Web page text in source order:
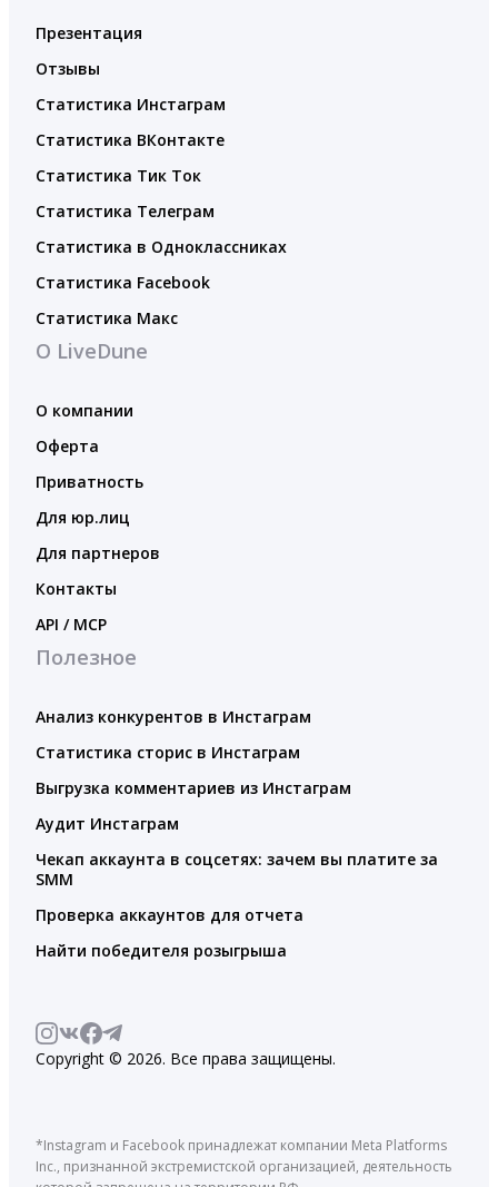
Презентация
Отзывы
Статистика Инстаграм
Статистика ВКонтакте
Статистика Тик Ток
Статистика Телеграм
Статистика в Одноклассниках
Статистика Facebook
Статистика Макс
О LiveDune
О компании
Оферта
Приватность
Для юр.лиц
Для партнеров
Контакты
API / MCP
Полезное
Анализ конкурентов в Инстаграм
Статистика сторис в Инстаграм
Выгрузка комментариев из Инстаграм
Аудит Инстаграм
Чекап аккаунта в соцсетях: зачем вы платите за
SMM
Проверка аккаунтов для отчета
Найти победителя розыгрыша
Copyright © 2026. Все права защищены.
*Instagram и Facebook принадлежат компании Meta Platforms
Inc., признанной экстремистской организацией, деятельность